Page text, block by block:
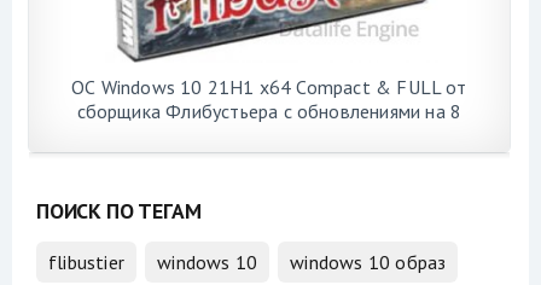
ОС Windows 10 21H1 x64 Compact & FULL от
сборщика Флибустьера с обновлениями на 8
ПОИСК ПО ТЕГАМ
flibustier windows 10
windows 10 образ